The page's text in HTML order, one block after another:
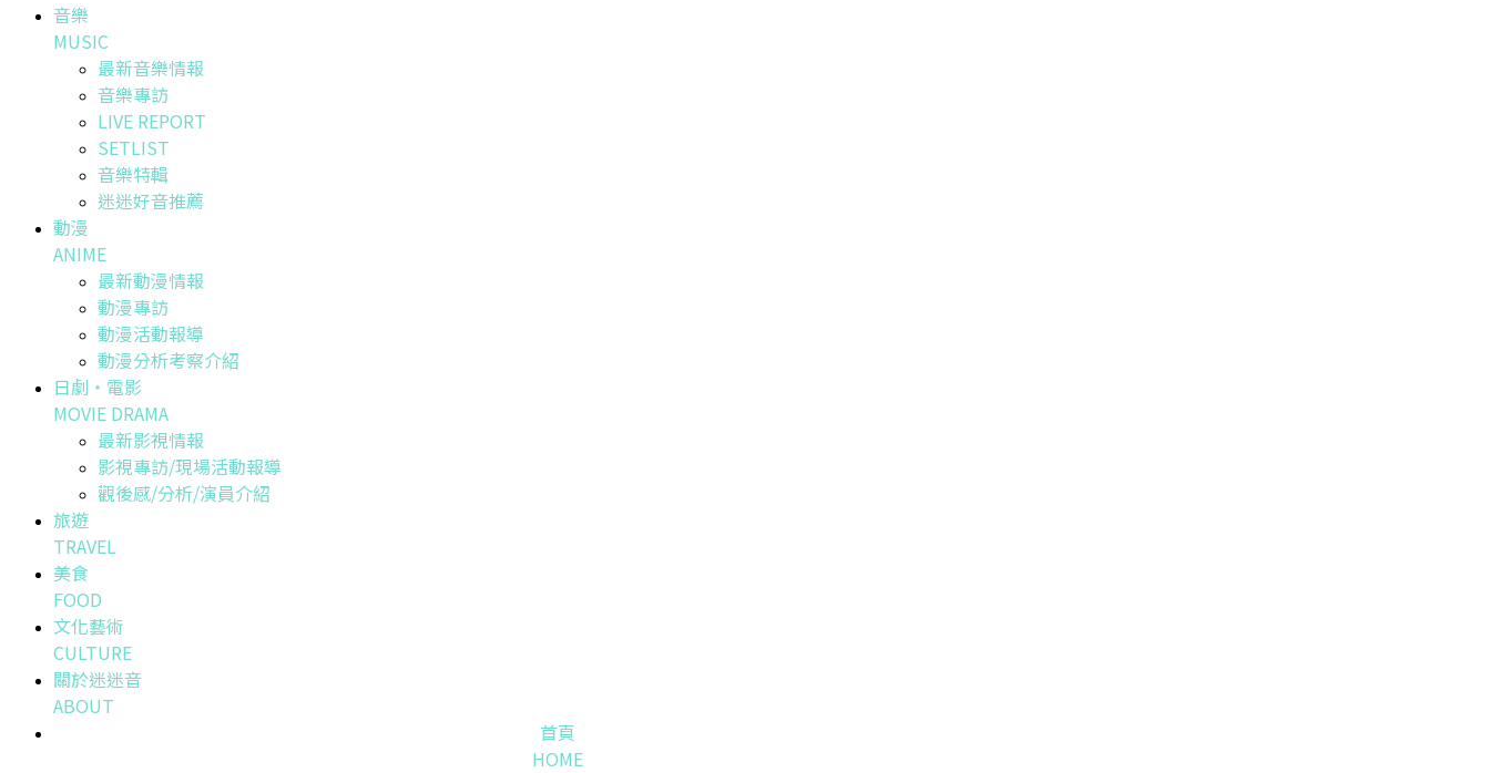
音樂
MUSIC
最新音樂情報
音樂專訪
LIVE REPORT
SETLIST
音樂特輯
迷迷好音推薦
動漫
ANIME
最新動漫情報
動漫專訪
動漫活動報導
動漫分析考察介紹
日劇・電影
MOVIE DRAMA
最新影視情報
影視專訪/現場活動報導
觀後感/分析/演員介紹
旅遊
TRAVEL
美食
FOOD
文化藝術
CULTURE
關於迷迷音
ABOUT
首頁
HOME